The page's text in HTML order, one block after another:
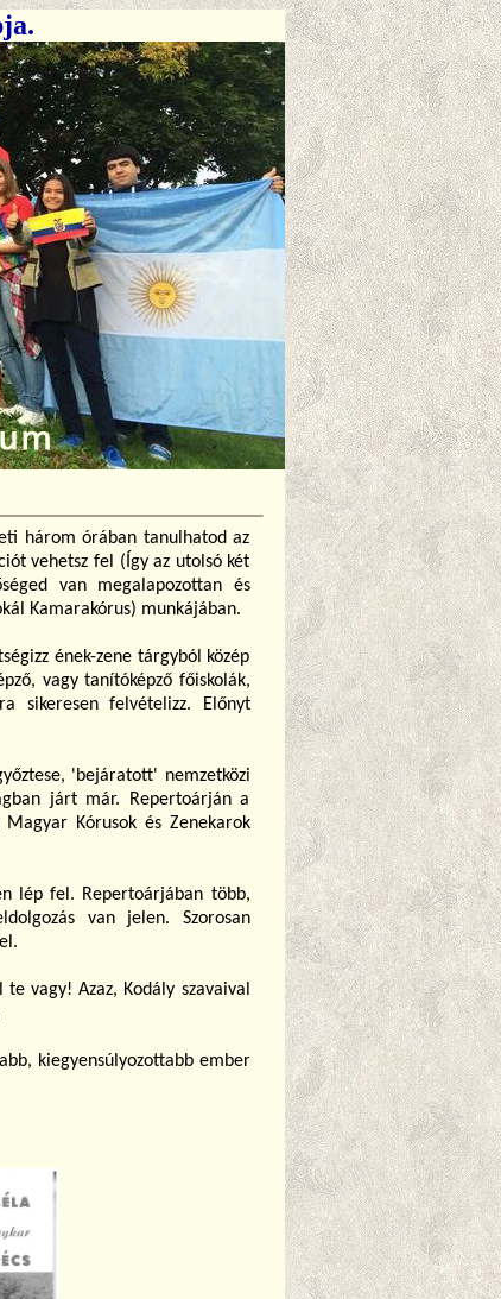
három órában tanulhatod az
vehetsz fel (Így az utolsó két
van megalapozottan és
Kamarakórus) munkájában.
ének-zene tárgyból közép
vagy tanítóképző főiskolák,
sikeresen felvételizz. Előnyt
'bejáratott' nemzetközi
járt már. Repertoárján a
Kórusok és Zenekarok
lép fel. Repertoárjában több,
van jelen. Szorosan
vagy! Azaz, Kodály szavaival
kiegyensúlyozottabb ember